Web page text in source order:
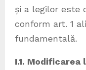
și a legilor este
conform art. 1
fundamentală.
I.1.